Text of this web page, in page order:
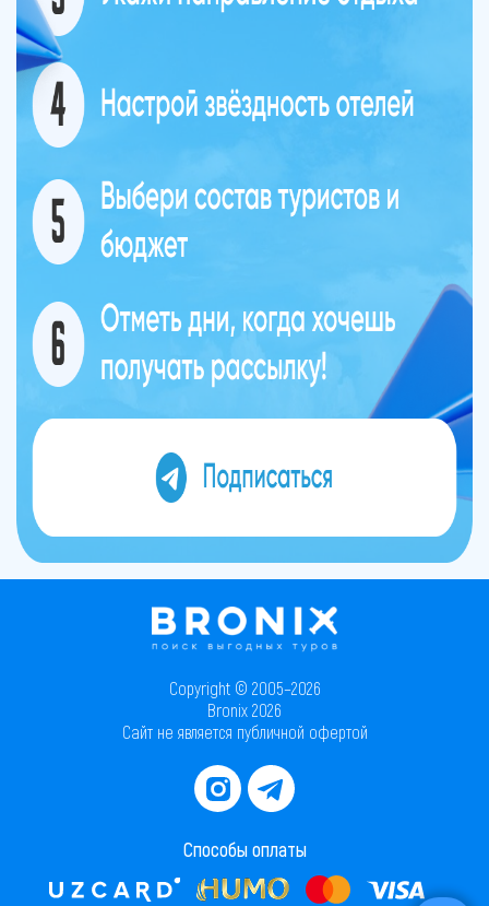
Copyright © 2005–2026
Bronix 2026
Сайт не является публичной офертой
Способы оплаты